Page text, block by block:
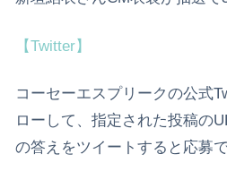
【Twitter】
コーセーエスプリークの公式
ローして、指定された投稿の
の答えをツイートすると応募で